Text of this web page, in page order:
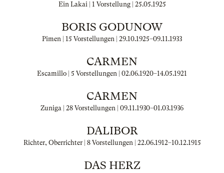
Ein Lakai | 1 Vorstellung | 25.05.1925
BORIS GODUNOW
Pimen | 15 Vorstellungen | 29.10.1925–09.11.1933
CARMEN
Escamillo | 5 Vorstellungen | 02.06.1920–14.05.1921
CARMEN
Zuniga | 28 Vorstellungen | 09.11.1930–01.03.1936
DALIBOR
Richter, Oberrichter | 8 Vorstellungen | 22.06.1912–10.12.1915
DAS HERZ